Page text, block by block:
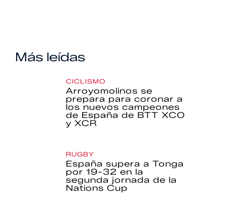
Más leídas
CICLISMO
Arroyomolinos se
prepara para coronar a
los nuevos campeones
de España de BTT XCO
y XCR
RUGBY
España supera a Tonga
por 19-32 en la
segunda jornada de la
Nations Cup